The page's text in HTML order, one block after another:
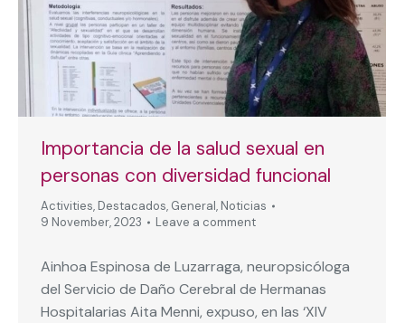
Importancia de la salud sexual en
personas con diversidad funcional
Activities, Destacados, General, Noticias
9 November, 2023
Leave a comment
Ainhoa Espinosa de Luzarraga, neuropsicóloga
del Servicio de Daño Cerebral de Hermanas
Hospitalarias Aita Menni, expuso, en las ‘XIV